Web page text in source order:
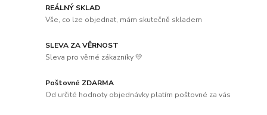
REÁLNÝ SKLAD
Vše, co lze objednat, mám skutečně skladem
SLEVA ZA VĚRNOST
Sleva pro věrné zákazníky 💛
Poštovné ZDARMA
Od určité hodnoty objednávky platím poštovné za vás